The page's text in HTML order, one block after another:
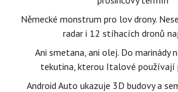
Německé monstrum pro lov drony.
radar i 12 stíhacích dronů
Ani smetana, ani olej. Do marinády
tekutina, kterou Italové používají
Android Auto ukazuje 3D budovy a